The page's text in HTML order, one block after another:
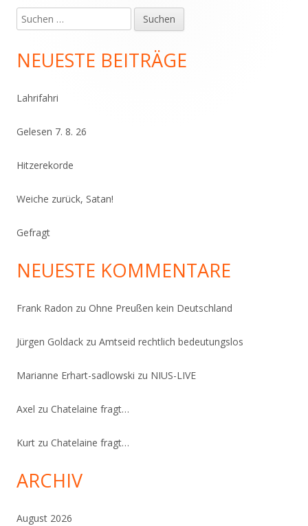
Haupt-
Seitenleiste
Suchen
nach:
NEUESTE BEITRÄGE
Lahrifahri
Gelesen 7. 8. 26
Hitzerekorde
Weiche zurück, Satan!
Gefragt
NEUESTE KOMMENTARE
Frank Radon zu Ohne Preußen kein Deutschland
Jürgen Goldack zu Amtseid rechtlich bedeutungslos
Marianne Erhart-sadlowski zu NIUS-LIVE
Axel zu Chatelaine fragt…
Kurt zu Chatelaine fragt…
ARCHIV
August 2026